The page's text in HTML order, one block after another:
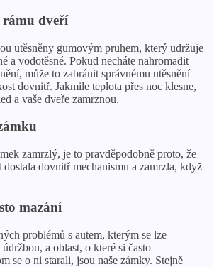
dveří
utěsněny gumovým pruhem, který udržuje
a vodotěsné. Pokud necháte nahromadit
může to zabránit správnému utěsnění
dovnitř. Jakmile teplota přes noc klesne,
a vaše dveře zamrznou.
zamrzlý, je to pravděpodobně proto, že
dostala dovnitř mechanismu a zamrzla, když
mazání
problémů s autem, kterým se lze
a oblast, o které si často
se o ni starali, jsou naše zámky. Stejně